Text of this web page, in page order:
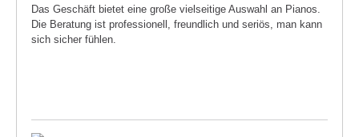
Das Geschäft bietet eine große vielseitige Auswahl an Pianos.
Die Beratung ist professionell, freundlich und seriös, man kann
sich sicher fühlen.